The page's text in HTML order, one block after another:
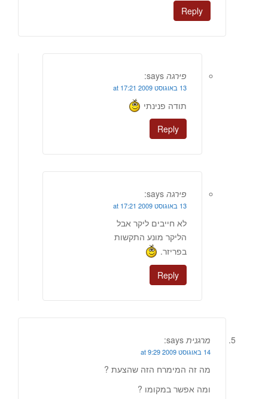
Reply
פירגה says:
13 באוגוסט 2009 at 17:21
תודה פנינתי
Reply
פירגה says:
13 באוגוסט 2009 at 17:21
לא חייבים ליקר אבל
הליקר מונע התקשות
בפריזר.
Reply
מרגנית says:
14 באוגוסט 2009 at 9:29
מה זה המימרח הזה שהצעת ?
ומה אפשר במקומו ?